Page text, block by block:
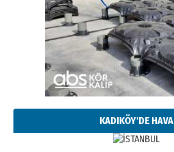
KADIKÖY'DE HAVA